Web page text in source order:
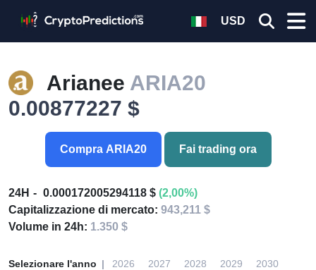
USD
Arianee ARIA20
0.00877227 $
Compra ARIA20 Fai trading ora
24H 0.000172005294118 $ (2,00%)
Capitalizzazione di mercato: 943,211 $
Volume in 24h: 1.350 $
Selezionare l'anno 2026 2027 2028 2029 2030